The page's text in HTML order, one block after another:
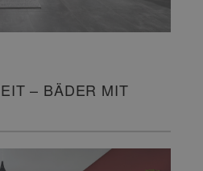
– BÄDER MIT